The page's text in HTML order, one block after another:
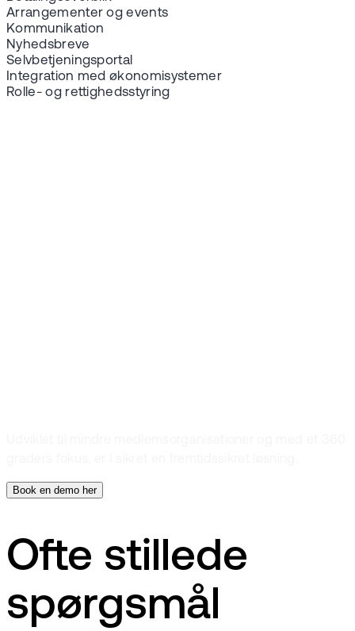
Arrangementer og events
Kommunikation
Nyhedsbreve
Selvbetjeningsportal
Integration med økonomisystemer
Rolle- og rettighedsstyring
Book en demo her
Ofte stillede
spørgsmål